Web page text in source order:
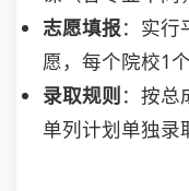
志愿填报：实行
愿，每个院校1
录取规则：按总
单列计划单独录